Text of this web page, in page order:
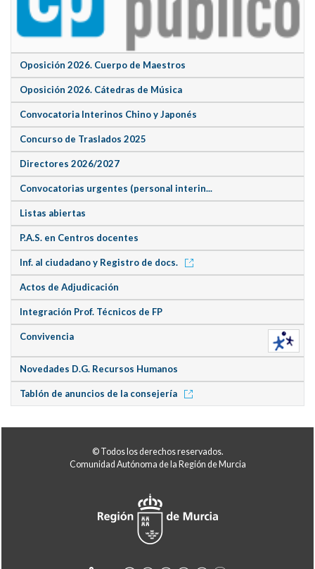
Oposición 2026. Cuerpo de Maestros
Oposición 2026. Cátedras de Música
Convocatoria Interinos Chino y Japonés
Concurso de Traslados 2025
Directores 2026/2027
Convocatorias urgentes (personal interin...
Listas abiertas
P.A.S. en Centros docentes
Inf. al ciudadano y Registro de docs.
Actos de Adjudicación
Integración Prof. Técnicos de FP
Convivencia
Novedades D.G. Recursos Humanos
Tablón de anuncios de la consejería
© Todos los derechos reservados.
Comunidad Autónoma de la Región de Murcia